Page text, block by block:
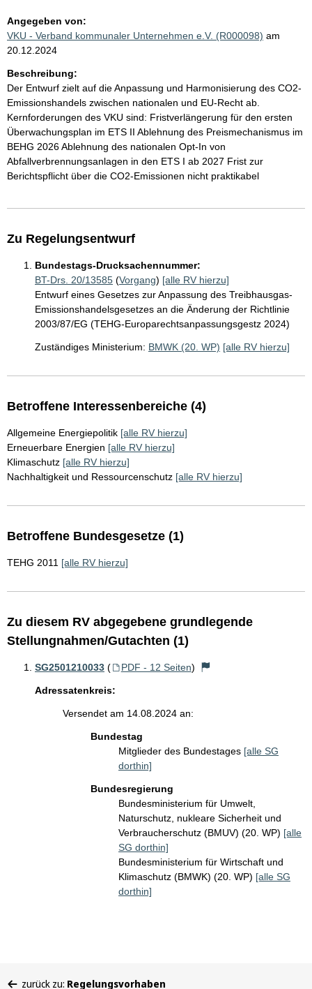
Angegeben von:
VKU - Verband kommunaler Unternehmen e.V. (R000098) am
20.12.2024
Beschreibung:
Der Entwurf zielt auf die Anpassung und Harmonisierung des CO2-
Emissionshandels zwischen nationalen und EU-Recht ab.
Kernforderungen des VKU sind: Fristverlängerung für den ersten
Überwachungsplan im ETS II Ablehnung des Preismechanismus im
BEHG 2026 Ablehnung des nationalen Opt-In von
Abfallverbrennungsanlagen in den ETS I ab 2027 Frist zur
Berichtspflicht über die CO2-Emissionen nicht praktikabel
Zu Regelungsentwurf
Bundestags-Drucksachennummer:
BT-Drs. 20/13585 (Vorgang) [alle RV hierzu]
Entwurf eines Gesetzes zur Anpassung des Treibhausgas-
Emissionshandelsgesetzes an die Änderung der Richtlinie
2003/87/EG (TEHG-Europarechtsanpassungsgestz 2024)
Zuständiges Ministerium: BMWK (20. WP) [alle RV hierzu]
Betroffene Interessenbereiche (4)
Allgemeine Energiepolitik [alle RV hierzu]
Erneuerbare Energien [alle RV hierzu]
Klimaschutz [alle RV hierzu]
Nachhaltigkeit und Ressourcenschutz [alle RV hierzu]
Betroffene Bundesgesetze (1)
TEHG 2011 [alle RV hierzu]
Zu diesem RV abgegebene grundlegende
Stellungnahmen/Gutachten (1)
SG2501210033 ( PDF - 12 Seiten)
Adressatenkreis:
Versendet am 14.08.2024 an:
Bundestag
Mitglieder des Bundestages [alle SG
dorthin]
Bundesregierung
Bundesministerium für Umwelt,
Naturschutz, nukleare Sicherheit und
Verbraucherschutz (BMUV) (20. WP) [alle
SG dorthin]
Bundesministerium für Wirtschaft und
Klimaschutz (BMWK) (20. WP) [alle SG
dorthin]
zurück zu: Regelungsvorhaben